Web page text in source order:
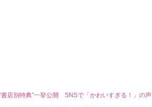
店別特典”一挙公開 SNSで「かわいすぎる！」の声